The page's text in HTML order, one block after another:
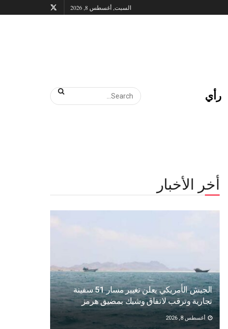
السبت, أغسطس 8, 2026
رأي
أخر الأخبار
الجيش الأمريكي يعلن تغيير مسار 51 سفينة
تجارية وترقب لاتفاق وشيك بمضيق هرمز
أغسطس 8, 2026